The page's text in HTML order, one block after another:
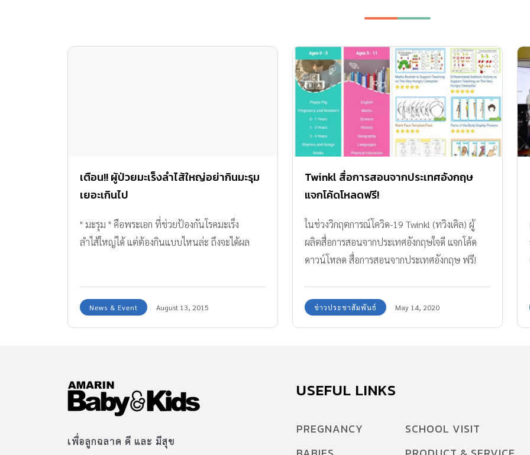
เตือน!! ผู้ป่วยมะเร็งลำไส้ใหญ่อย่ากินมะรุม
เยอะเกินไป
" มะรุม " คือพระเอก ที่ช่วยป้องกันโรคมะเร็ง
ลำไส้ใหญ่ได้ แต่ต้องกินแบบไหนล่ะ ถึงจะได้ผล
News & Event August 13, 2015
Twinkl สื่อการสอนจากประเทศอังกฤษ
แจกโค้ดโหลดฟรี!
ในช่วงวิกฤตการณ์โควิด-19 Twinkl (ทวิงเคิล) ผู้
ผลิตสื่อการสอนจากประเทศอังกฤษใจดี แจกโค้ด
ดาวน์โหลด สื่อการสอนจากประเทศอังกฤษ ฟรี!
ข่าวประชาสัมพันธ์ May 14, 2020
เพื่อลูกฉลาด ดี และ มีสุข
USEFUL LINKS
PREGNANCY
SCHOOL VISIT